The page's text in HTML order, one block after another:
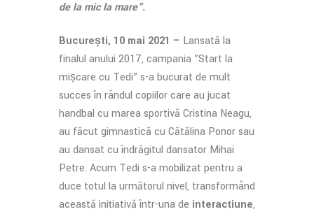
de la mic la mare”.
București, 10 mai 2021 – Lansată la
finalul anului 2017, campania ”Start la
mișcare cu Tedi” s-a bucurat de mult
succes în rândul copiilor care au jucat
handbal cu marea sportivă Cristina Neagu,
au făcut gimnastică cu Cătălina Ponor sau
au dansat cu îndrăgitul dansator Mihai
Petre. Acum Tedi s-a mobilizat pentru a
duce totul la următorul nivel, transformând
această inițiativă într-una de interacțiune,